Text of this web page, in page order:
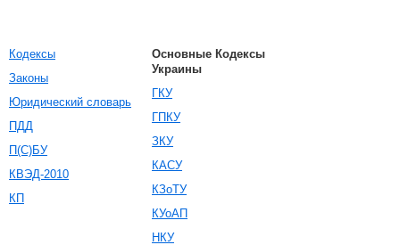
Кодексы
Законы
Юридический словарь
ПДД
П(С)БУ
КВЭД-2010
КП
Основные Кодексы
Украины
ГКУ
ГПКУ
ЗКУ
КАСУ
КЗоТУ
КУоАП
НКУ